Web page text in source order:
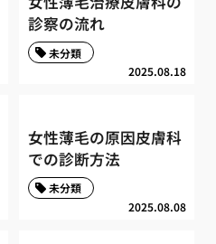
診察の流れ
2025.08.18
未分類
女性薄毛の原因皮膚科
での診断方法
2025.08.08
未分類